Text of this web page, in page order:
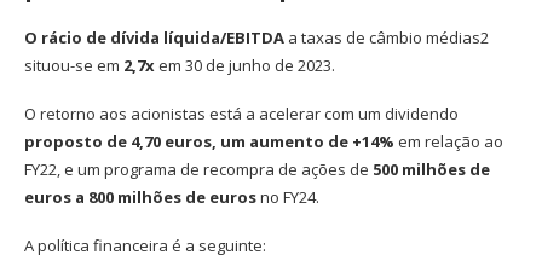
O rácio de dívida líquida/EBITDA a taxas de câmbio médias2
situou-se em 2,7xem 30 de junho de 2023.
O retorno aos acionistas está a acelerar com um dividendo
proposto de 4,70 euros, um aumento de +14% em relação ao
FY22, e um programa de recompra de ações de 500 milhões de
euros a 800 milhões de eurosno FY24.
A política financeira é a seguinte: